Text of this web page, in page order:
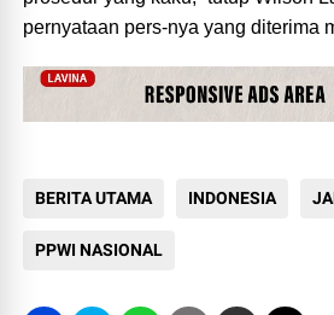
pernyataan pers-nya yang diterima
BERITA UTAMA INDONESIA
PPWI NASIONAL